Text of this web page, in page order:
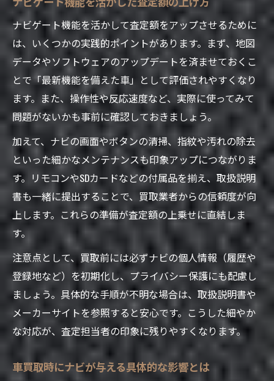
ナビゲート機能を活かして査定額をアップさせるために
は、いくつかの実践的ポイントがあります。まず、地図
データやソフトウェアのアップデートを済ませておくこ
とで「最新機能を備えた車」として評価されやすくなり
ます。また、操作性や反応速度など、実際に使ってみて
問題がないかも事前に確認しておきましょう。
加えて、ナビの画面やボタンの清掃、指紋や汚れの除去
といった細かなメンテナンスも印象アップにつながりま
す。リモコンやSDカードなどの付属品を揃え、取扱説明
書も一緒に提出することで、買取業者からの信頼度が向
上します。これらの準備が査定額の上乗せに直結しま
す。
注意点として、買取前には必ずナビの個人情報（履歴や
登録地など）を初期化し、プライバシー保護にも配慮し
ましょう。具体的な手順が不明な場合は、取扱説明書や
メーカーサイトを参照すると安心です。こうした細やか
な対応が、査定担当者の印象に残りやすくなります。
車買取時にナビが与える具体的な影響とは